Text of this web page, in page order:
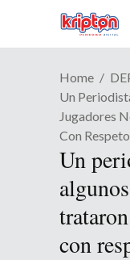
Home
Un
Jugadores
Con Respeto
Un
con